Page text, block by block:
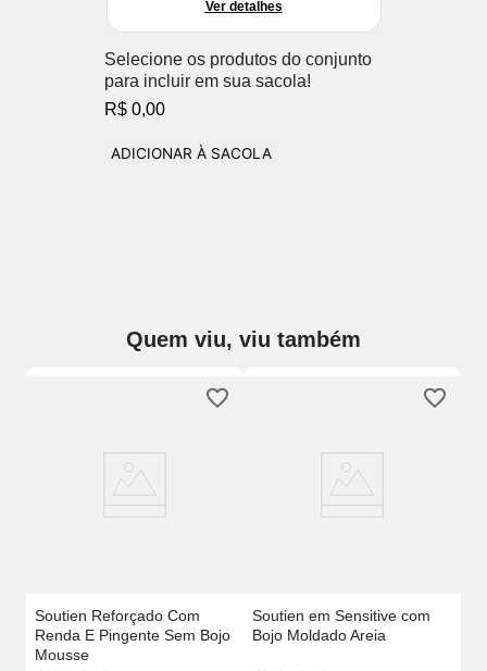
Ver detalhes
Selecione os produtos do conjunto
para incluir em sua sacola!
R$ 0,00
ADICIONAR À SACOLA
Quem viu, viu também
Soutien Reforçado Com
Renda E Pingente Sem Bojo
Mousse
Soutien em Sensitive com
Bojo Moldado Areia